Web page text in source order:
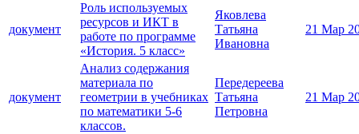
документ
Роль используемых
ресурсов и ИКТ в
работе по программе
«История. 5 класс»
Яковлева
Татьяна
Ивановна
21 Мар
документ
Анализ содержания
материала по
геометрии в учебниках
по математики 5-6
классов.
Передереева
Татьяна
Петровна
21 Мар